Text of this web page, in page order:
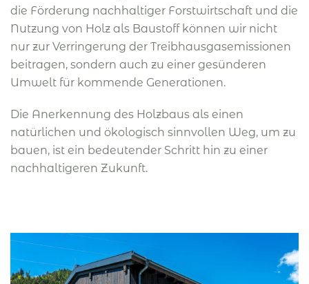
die Förderung nachhaltiger Forstwirtschaft und die
Nutzung von Holz als Baustoff können wir nicht
nur zur Verringerung der Treibhausgasemissionen
beitragen, sondern auch zu einer gesünderen
Umwelt für kommende Generationen.
Die Anerkennung des Holzbaus als einen
natürlichen und ökologisch sinnvollen Weg, um zu
bauen, ist ein bedeutender Schritt hin zu einer
nachhaltigeren Zukunft.